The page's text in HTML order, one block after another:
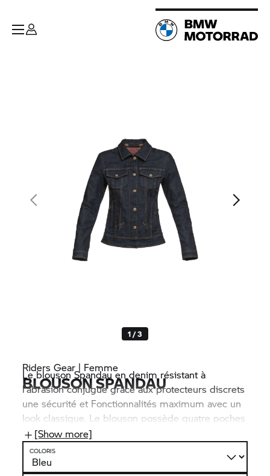
1 / 3
Riders Gear | Femme
BLOUSON SPANDAU
Le blouson Spandau en denim résistant à
l’abrasion conjugue grâce aux protecteurs discrets
une sécurité et Fonctionnalités maximum avec un
look classique. Le blouson possède quatre poches
extérieures et trois poches intérieures. Une
fermeture éclair permet de le combiner aux
pantalons BMW Motorrad.
[Show more]
COLORIS